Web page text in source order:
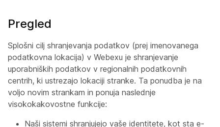
Pregled
Splošni cilj shranjevanja podatkov (prej imenovanega
podatkovna lokacija) v Webexu je shranjevanje
uporabniških podatkov v regionalnih podatkovnih
centrih, ki ustrezajo lokaciji stranke. Ta ponudba je na
voljo novim strankam in ponuja naslednje
visokokakovostne funkcije:
Naši sistemi shranjujejo vaše identitete, kot sta e-